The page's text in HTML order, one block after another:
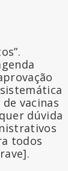
vacinas
dúvida
todos